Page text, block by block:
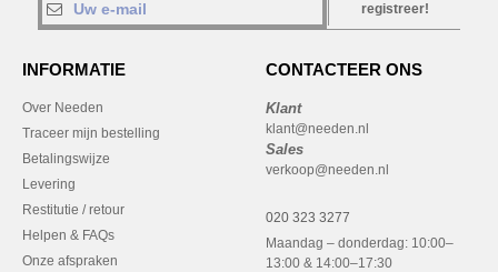
registreer!
INFORMATIE
Over Needen
Traceer mijn bestelling
Betalingswijze
Levering
Restitutie / retour
Helpen & FAQs
Onze afspraken
CONTACTEER ONS
Klant
klant@needen.nl
Sales
verkoop@needen.nl
020 323 3277
Maandag – donderdag: 10:00–
13:00 & 14:00–17:30